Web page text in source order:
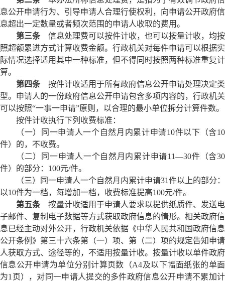
息公开申请行为、引导申请人合理行使权利，向申请公开政府信
息超出一定数量或者频次范围的申请人收取的费用。
第三条信息处理费可以按件计收，也可以按量计收，均按
照超额累进方式计算收费金额。行政机关对每件申请可以根据实
际情况选择适用其中一种标准，但不得同时按照两种标准重复计
算。
第四条按件计收适用于所有政府信息公开申请处理决定类
型。申请人的一份政府信息公开申请包含多项内容的，行政机关
可以按照“一事一申请”原则，以合理的最小单位拆分计算件数。
按件计收执行下列收费标准：
（一）同一申请人一个自然月内累计申请10件以下（含10
件）的，不收费。
（二）同一申请人一个自然月内累计申请11—30件（含30
件）的部分：100元/件。
（三）同一申请人一个自然月内累计申请31件以上的部分：
以10件为一档，每增加一档，收费标准提高100元/件。
第五条按量计收适用于申请人要求以提供纸质件、发送电
子邮件、复制电子数据等方式获取政府信息的情形。相关政府信
息已经主动对外公开，行政机关依据《中华人民共和国政府信息
公开条例》第三十六条第（一）项、第（二）项的规定告知申请
人获取方式、途径等的，不适用按量计收。按量计收以单件政府
信息公开申请为单位分别计算页数（A4及以下幅面纸张的单面
为1页），对同一申请人提交的多件政府信息公开申请不累加计